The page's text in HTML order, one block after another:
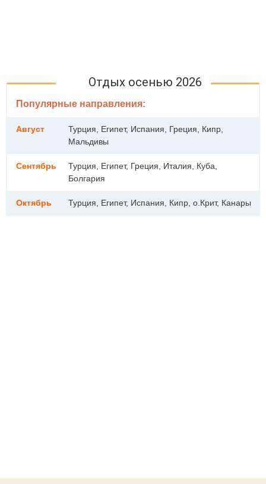
Отдых осенью 2026
Популярные направления:
Август
Турция, Египет, Испания, Греция, Кипр,
Мальдивы
Сентябрь
Турция, Египет, Греция, Италия, Куба,
Болгария
Октябрь Турция, Египет, Испания, Кипр, о.Крит, Канары